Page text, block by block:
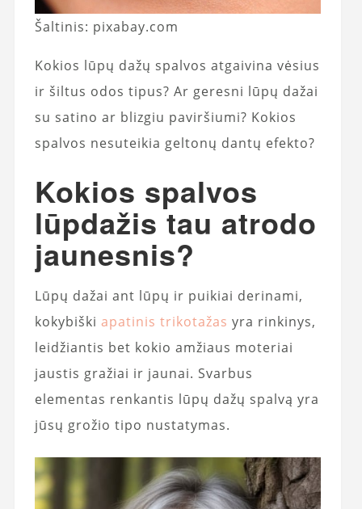
Šaltinis: pixabay.com
Kokios lūpų dažų spalvos atgaivina vėsius
ir šiltus odos tipus? Ar geresni lūpų dažai
su satino ar blizgiu paviršiumi? Kokios
spalvos nesuteikia geltonų dantų efekto?
Kokios spalvos
lūpdažis tau atrodo
jaunesnis?
Lūpų dažai ant lūpų ir puikiai derinami,
kokybiški apatinis trikotažas yra rinkinys,
leidžiantis bet kokio amžiaus moteriai
jaustis gražiai ir jaunai. Svarbus
elementas renkantis lūpų dažų spalvą yra
jūsų grožio tipo nustatymas.